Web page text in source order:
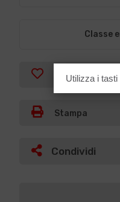
Classe
Preferiti
Stampa
Condividi
Utilizza i tasti